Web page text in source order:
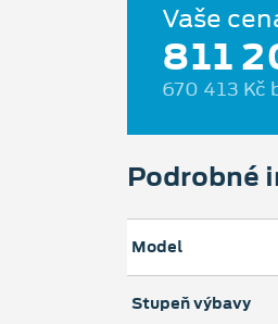
Vaše
811
670 413 Kč
Podrobné
Model
Stupeň výbavy